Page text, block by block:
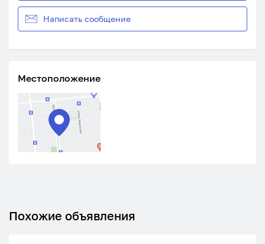
Написать сообщение
Местоположение
Похожие объявления